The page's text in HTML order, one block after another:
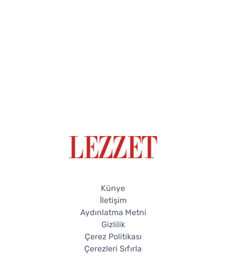
Künye
İletişim
Aydınlatma Metni
Gizlilik
Çerez Politikası
Çerezleri Sıfırla